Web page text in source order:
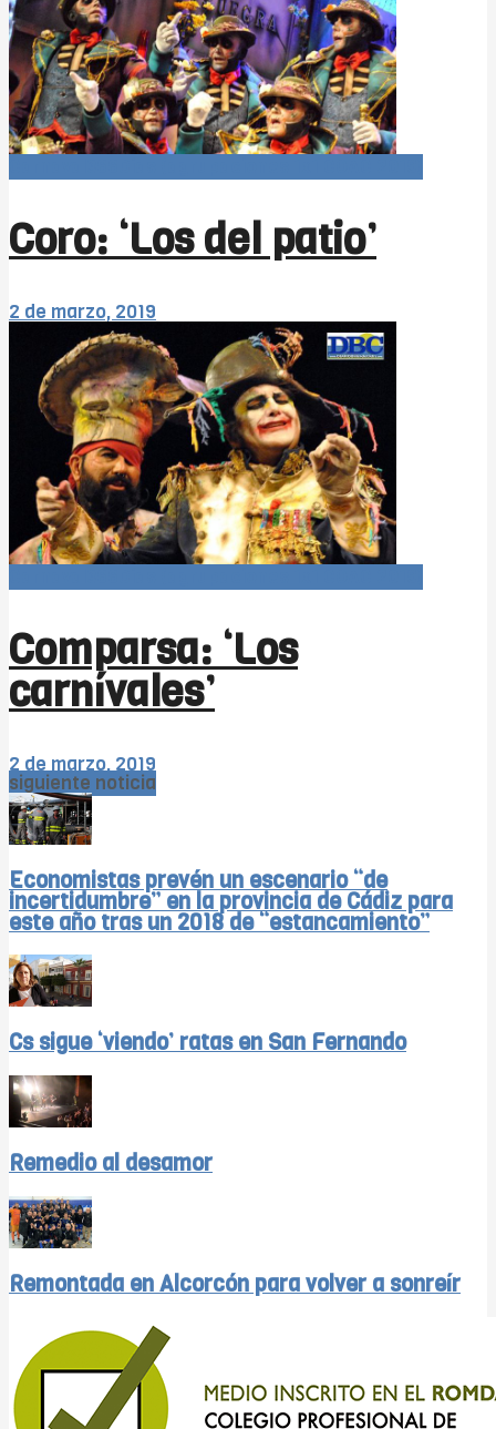
Coro: ‘Los del patio’
2 de marzo, 2019
Comparsa: ‘Los
carnívales’
2 de marzo, 2019
siguiente noticia
Economistas prevén un escenario “de
incertidumbre” en la provincia de Cádiz para
este año tras un 2018 de “estancamiento”
Cs sigue ‘viendo’ ratas en San Fernando
Remedio al desamor
Remontada en Alcorcón para volver a sonreír